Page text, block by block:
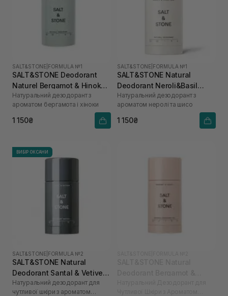
SALT&STONE FORMULA №1
SALT&STONE Deodorant
Naturel Bergamot & Hinoka
Formula №1 75 г
Натуральний дезодорант з
ароматом бергамота і хіноки
1 150₴
SALT&STONE FORMULA №1
SALT&STONE Natural
Deodorant Neroli&Basil
Formula №1
Натуральний дезодорант з
ароматом неролі та шисо
1 150₴
ВИБІР ОКСАНИ
SALT&STONE FORMULA №2
SALT&STONE Natural
Deodorant Santal & Vetiver
Formula №2 (Sensitive Skin)
75 г
Натуральний дезодорант для
чутливої шкіри з ароматом